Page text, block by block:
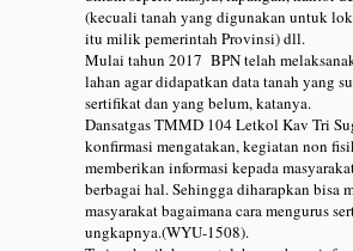
(kecuali tanah yang digunakan untuk
itu milik pemerintah Provinsi) dll.
Mulai tahun 2017 BPN telah
lahan agar didapatkan data tanah yang
sertifikat dan yang belum, katanya.
Dansatgas TMMD 104 Letkol Kav Tri
konfirmasi mengatakan, kegiatan non
memberikan informasi kepada
berbagai hal. Sehingga diharapkan bisa
masyarakat bagaimana cara mengurus
ungkapnya.(WYU-1508).